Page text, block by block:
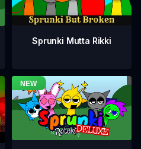
Sprunki Mutta Rikki